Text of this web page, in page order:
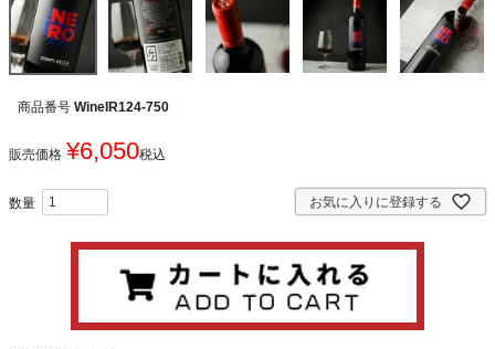
商品番号 WineIR124-750
販売価格 ¥6,050税込
お気に入りに登録する